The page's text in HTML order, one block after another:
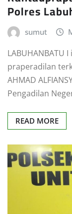
Polres
sumut
LABUHANBATU
praperadilan
AHMAD
Pengadilan
READ MORE